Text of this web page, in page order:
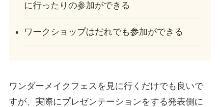
に行ったりの参加ができる
ワークショップはだれでも参加ができる
ワンダーメイクフェスを見に行くだけでも良いで
すが、実際にプレゼンテーションをする発表側に